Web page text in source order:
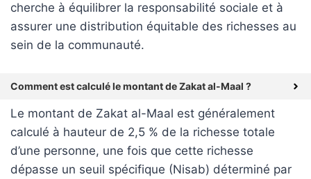
cherche à équilibrer la responsabilité sociale et à
assurer une distribution équitable des richesses au
sein de la communauté.
Comment est calculé le montant de Zakat al-Maal ?
Le montant de Zakat al-Maal est généralement
calculé à hauteur de 2,5 % de la richesse totale
d’une personne, une fois que cette richesse
dépasse un seuil spécifique (Nisab) déterminé par